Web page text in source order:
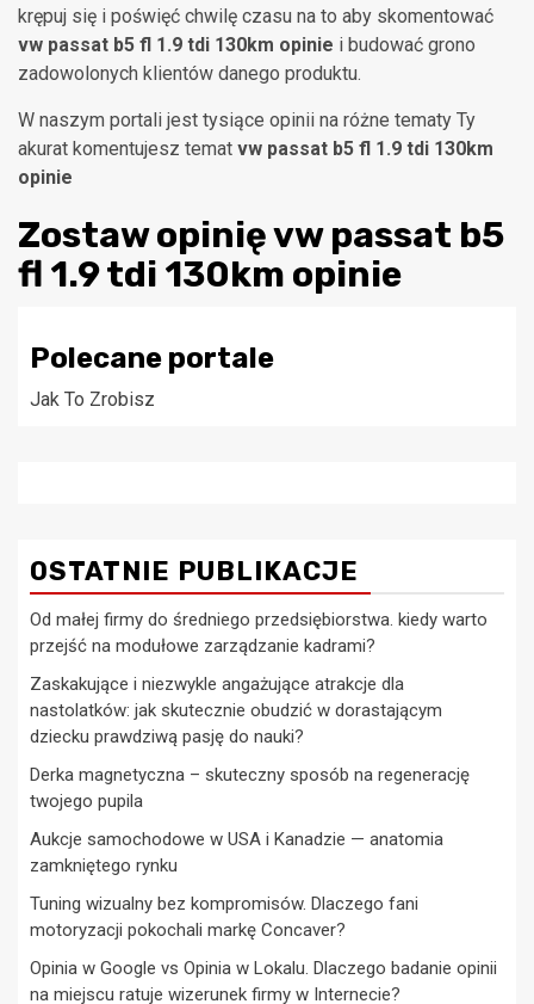
krępuj się i poświęć chwilę czasu na to aby skomentować
vw passat b5 fl 1.9 tdi 130km opinie i budować grono
zadowolonych klientów danego produktu.
W naszym portali jest tysiące opinii na różne tematy Ty
akurat komentujesz temat vw passat b5 fl 1.9 tdi 130km
opinie
Zostaw opinięvw passat b5
fl 1.9 tdi 130km opinie
Polecane portale
Jak To Zrobisz
OSTATNIE PUBLIKACJE
Od małej firmy do średniego przedsiębiorstwa. kiedy warto
przejść na modułowe zarządzanie kadrami?
Zaskakujące i niezwykle angażujące atrakcje dla
nastolatków: jak skutecznie obudzić w dorastającym
dziecku prawdziwą pasję do nauki?
Derka magnetyczna – skuteczny sposób na regenerację
twojego pupila
Aukcje samochodowe w USA i Kanadzie — anatomia
zamkniętego rynku
Tuning wizualny bez kompromisów. Dlaczego fani
motoryzacji pokochali markę Concaver?
Opinia w Google vs Opinia w Lokalu. Dlaczego badanie opinii
na miejscu ratuje wizerunek firmy w Internecie?